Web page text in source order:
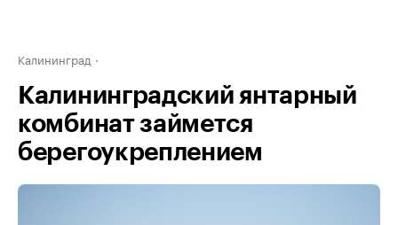
Калининград
Калининградский янтарный
комбинат займется
берегоукреплением